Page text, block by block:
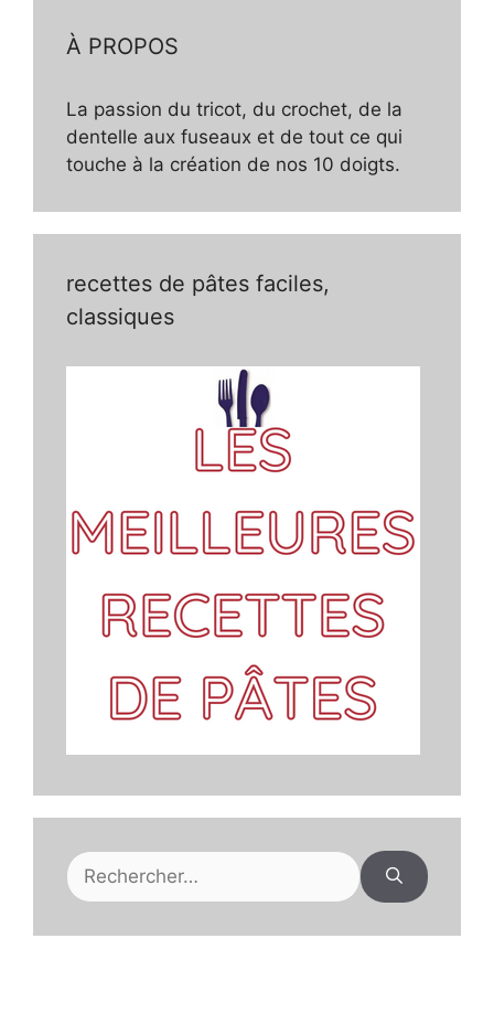
À PROPOS
La passion du tricot, du crochet, de la
dentelle aux fuseaux et de tout ce qui
touche à la création de nos 10 doigts.
recettes de pâtes faciles,
classiques
Rechercher :